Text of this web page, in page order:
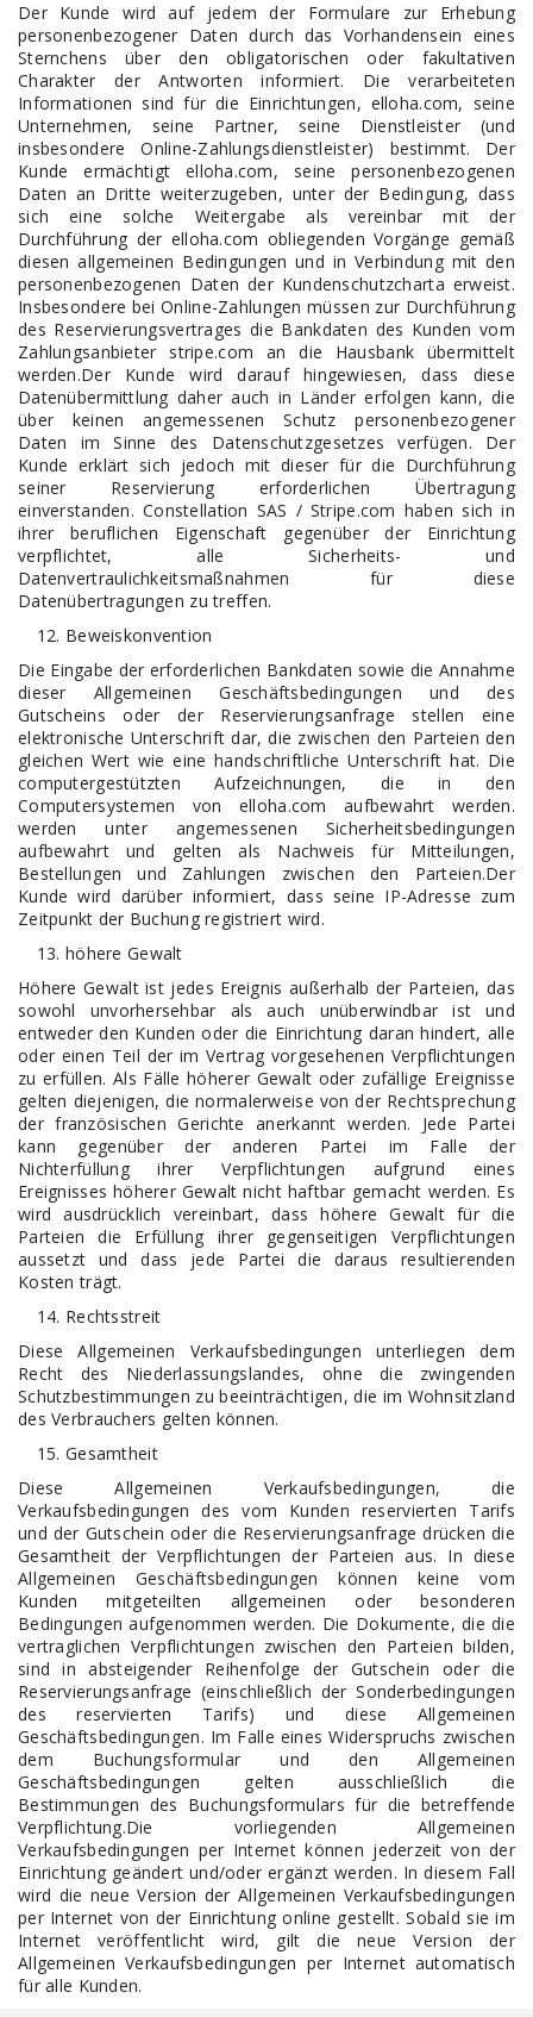
Der Kunde wird auf jedem der Formulare zur Erhebung
personenbezogener Daten durch das Vorhandensein eines
Sternchens über den obligatorischen oder fakultativen
Charakter der Antworten informiert. Die verarbeiteten
Informationen sind für die Einrichtungen, elloha.com, seine
Unternehmen, seine Partner, seine Dienstleister (und
insbesondere Online-Zahlungsdienstleister) bestimmt. Der
Kunde ermächtigt elloha.com, seine personenbezogenen
Daten an Dritte weiterzugeben, unter der Bedingung, dass
sich eine solche Weitergabe als vereinbar mit der
Durchführung der elloha.com obliegenden Vorgänge gemäß
diesen allgemeinen Bedingungen und in Verbindung mit den
personenbezogenen Daten der Kundenschutzcharta erweist.
Insbesondere bei Online-Zahlungen müssen zur Durchführung
des Reservierungsvertrages die Bankdaten des Kunden vom
Zahlungsanbieter stripe.com an die Hausbank übermittelt
werden.Der Kunde wird darauf hingewiesen, dass diese
Datenübermittlung daher auch in Länder erfolgen kann, die
über keinen angemessenen Schutz personenbezogener
Daten im Sinne des Datenschutzgesetzes verfügen. Der
Kunde erklärt sich jedoch mit dieser für die Durchführung
seiner Reservierung erforderlichen Übertragung
einverstanden. Constellation SAS / Stripe.com haben sich in
ihrer beruflichen Eigenschaft gegenüber der Einrichtung
verpflichtet, alle Sicherheits- und
Datenvertraulichkeitsmaßnahmen für diese
Datenübertragungen zu treffen.
Beweiskonvention
Die Eingabe der erforderlichen Bankdaten sowie die Annahme
dieser Allgemeinen Geschäftsbedingungen und des
Gutscheins oder der Reservierungsanfrage stellen eine
elektronische Unterschrift dar, die zwischen den Parteien den
gleichen Wert wie eine handschriftliche Unterschrift hat. Die
computergestützten Aufzeichnungen, die in den
Computersystemen von elloha.com aufbewahrt werden.
werden unter angemessenen Sicherheitsbedingungen
aufbewahrt und gelten als Nachweis für Mitteilungen,
Bestellungen und Zahlungen zwischen den Parteien.Der
Kunde wird darüber informiert, dass seine IP-Adresse zum
Zeitpunkt der Buchung registriert wird.
höhere Gewalt
Höhere Gewalt ist jedes Ereignis außerhalb der Parteien, das
sowohl unvorhersehbar als auch unüberwindbar ist und
entweder den Kunden oder die Einrichtung daran hindert, alle
oder einen Teil der im Vertrag vorgesehenen Verpflichtungen
zu erfüllen. Als Fälle höherer Gewalt oder zufällige Ereignisse
gelten diejenigen, die normalerweise von der Rechtsprechung
der französischen Gerichte anerkannt werden. Jede Partei
kann gegenüber der anderen Partei im Falle der
Nichterfüllung ihrer Verpflichtungen aufgrund eines
Ereignisses höherer Gewalt nicht haftbar gemacht werden. Es
wird ausdrücklich vereinbart, dass höhere Gewalt für die
Parteien die Erfüllung ihrer gegenseitigen Verpflichtungen
aussetzt und dass jede Partei die daraus resultierenden
Kosten trägt.
Rechtsstreit
Diese Allgemeinen Verkaufsbedingungen unterliegen dem
Recht des Niederlassungslandes, ohne die zwingenden
Schutzbestimmungen zu beeinträchtigen, die im Wohnsitzland
des Verbrauchers gelten können.
Gesamtheit
Diese Allgemeinen Verkaufsbedingungen, die
Verkaufsbedingungen des vom Kunden reservierten Tarifs
und der Gutschein oder die Reservierungsanfrage drücken die
Gesamtheit der Verpflichtungen der Parteien aus. In diese
Allgemeinen Geschäftsbedingungen können keine vom
Kunden mitgeteilten allgemeinen oder besonderen
Bedingungen aufgenommen werden. Die Dokumente, die die
vertraglichen Verpflichtungen zwischen den Parteien bilden,
sind in absteigender Reihenfolge der Gutschein oder die
Reservierungsanfrage (einschließlich der Sonderbedingungen
des reservierten Tarifs) und diese Allgemeinen
Geschäftsbedingungen. Im Falle eines Widerspruchs zwischen
dem Buchungsformular und den Allgemeinen
Geschäftsbedingungen gelten ausschließlich die
Bestimmungen des Buchungsformulars für die betreffende
Verpflichtung.Die vorliegenden Allgemeinen
Verkaufsbedingungen per Internet können jederzeit von der
Einrichtung geändert und/oder ergänzt werden. In diesem Fall
wird die neue Version der Allgemeinen Verkaufsbedingungen
per Internet von der Einrichtung online gestellt. Sobald sie im
Internet veröffentlicht wird, gilt die neue Version der
Allgemeinen Verkaufsbedingungen per Internet automatisch
für alle Kunden.